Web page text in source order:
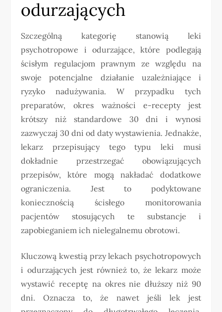
odurzających
Szczególną kategorię stanowią leki
psychotropowe i odurzające, które podlegają
ścisłym regulacjom prawnym ze względu na
swoje potencjalne działanie uzależniające i
ryzyko nadużywania. W przypadku tych
preparatów, okres ważności e-recepty jest
krótszy niż standardowe 30 dni i wynosi
zazwyczaj 30 dni od daty wystawienia. Jednakże,
lekarz przepisujący tego typu leki musi
dokładnie przestrzegać obowiązujących
przepisów, które mogą nakładać dodatkowe
ograniczenia. Jest to podyktowane
koniecznością ścisłego monitorowania
pacjentów stosujących te substancje i
zapobieganiem ich nielegalnemu obrotowi.
Kluczową kwestią przy lekach psychotropowych
i odurzających jest również to, że lekarz może
wystawić receptę na okres nie dłuższy niż 90
dni. Oznacza to, że nawet jeśli lek jest